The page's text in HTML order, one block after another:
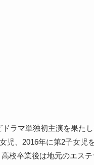
ラマ単独初主演を果た
児、2016年に第2子女児
校卒業後は地元のエス